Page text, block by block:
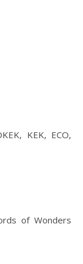
KEK, ECO,
of Wonders